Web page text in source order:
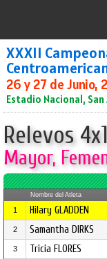
XXXII
26 y 27 de Junio,
Estadio Nacional, San
Relevos
Mayor,
Nombre del Atleta
1 Hilary GLADDEN
2 Samantha DIRKS
3 Tricia FLORES